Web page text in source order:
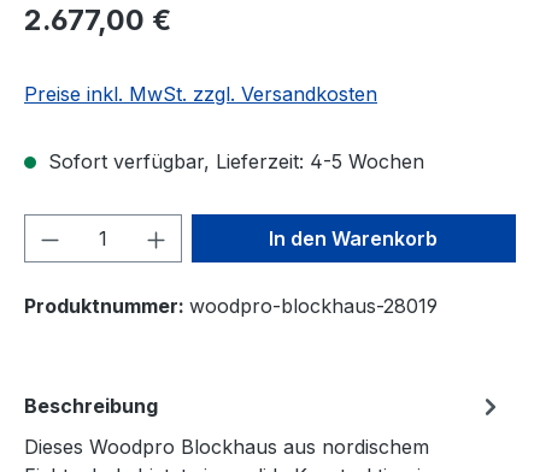
2.677,00 €
Preise inkl. MwSt. zzgl. Versandkosten
Sofort verfügbar, Lieferzeit: 4-5 Wochen
Produkt Anzahl: Gib denIn den Warenkorb
Produktnummer: woodpro-blockhaus-28019
Beschreibung
Dieses Woodpro Blockhaus aus nordischem